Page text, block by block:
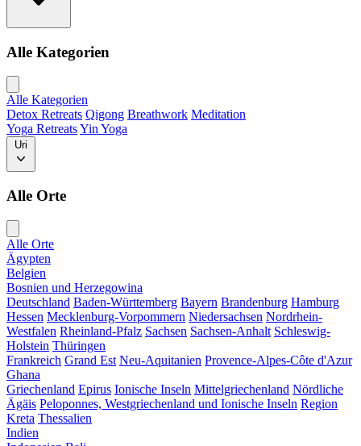
Alle Kategorien
Alle Kategorien
Detox Retreats Qigong Breathwork Meditation
Yoga RetreatsYin Yoga
Uri
Alle Orte
Alle Orte
Ägypten
Belgien
Bosnien und Herzegowina
Deutschland Baden-Württemberg Bayern Brandenburg Hamburg
Hessen Mecklenburg-Vorpommern Niedersachsen Nordrhein-
Westfalen Rheinland-Pfalz Sachsen Sachsen-Anhalt Schleswig-
Holstein Thüringen
Frankreich Grand Est Neu-Aquitanien Provence-Alpes-Côte d'Azur
Ghana
Griechenland Epirus Ionische Inseln Mittelgriechenland Nördliche
Ägäis Peloponnes, Westgriechenland und Ionische Inseln Region
Kreta Thessalien
Indien